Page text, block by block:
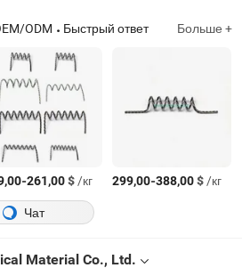
ODM Быстрый ответ Больше +
-261,00$/кг 299,00-388,00$/кг
Чат
Material Co., Ltd.